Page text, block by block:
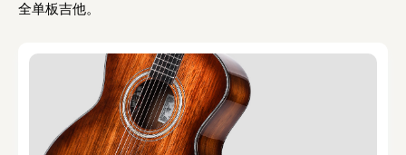
全单板吉他。